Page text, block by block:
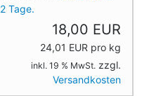
2 Tage.
18,00 EUR
24,01 EUR pro kg
inkl. 19 % MwSt. zzgl.
Versandkosten